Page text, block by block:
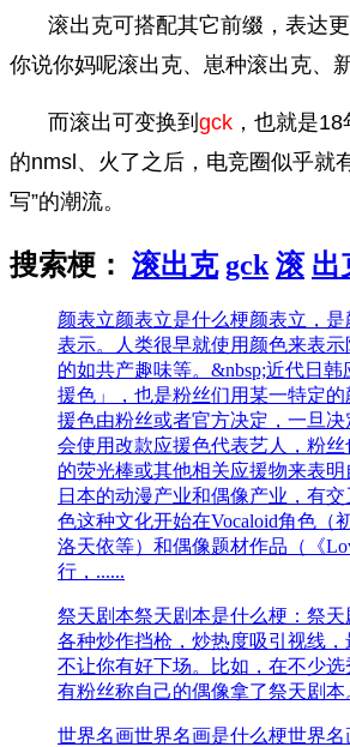
滚出克可搭配其它前缀，表达
你说你妈呢滚出克、崽种滚出克、
而滚出可变换到 gck ，也就是
的nmsl、火了之后，电竞圈似乎就
写”的潮流。
搜索梗： 滚出克 gck 滚 出
颜表立颜表立是什么梗颜表立，
表示。人类很早就使用颜色来表
的如共产趣味等。&nbsp;近代日
援色」，也是粉丝们用某一特定
援色由粉丝或者官方决定，一旦
会使用改款应援色代表艺人，粉
的荧光棒或其他相关应援物来表明
日本的动漫产业和偶像产业，有
色这种文化开始在Vocaloid角色（
洛天依等）和偶像题材作品（《
行，......
祭天剧本祭天剧本是什么梗：祭
各种炒作挡枪，炒热度吸引视线
不让你有好下场。比如，在不少
有粉丝称自己的偶像拿了祭天剧本
世界名画世界名画是什么梗世界